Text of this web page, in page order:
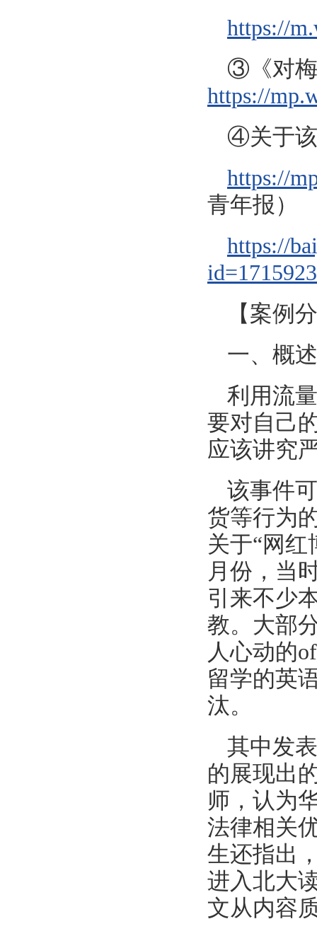
https://
③《对梅
https://
④关于
https://
青年报）
https://
【案例
一、概述
利用流
要对自己
应该讲究
该事件
货等行为
关于“网
月份，当
引来不少
教。大部
人心动的
留学的英
汰。
其中发
的展现出
师，认为
法律相关
生还指出
进入北大
文从内容